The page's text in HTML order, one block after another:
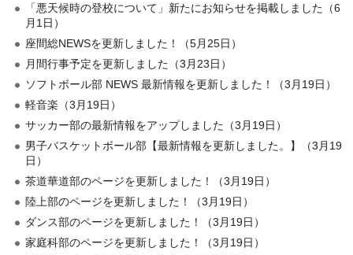
「悪天候時の登校について」新たにお知らせを掲載しました（6
月1日）
座間総NEWSを更新しました！（5月25日）
月間行事予定を更新しました（3月23日）
ソフトボール部 NEWS 最新情報を更新しました！（3月19日）
軽音楽（3月19日）
サッカー部の最新情報をアップしました（3月19日）
男子バスケットボール部【最新情報を更新しました。】（3月19
日）
茶道華道部のページを更新しました！（3月19日）
陸上部のページを更新しました！（3月19日）
ダンス部のページを更新しました！（3月19日）
家庭科部のページを更新しました！（3月19日）